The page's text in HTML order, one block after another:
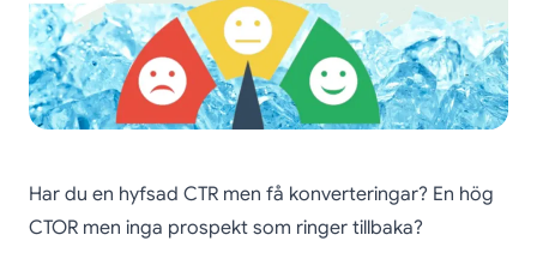
Har du en hyfsad CTR men få konverteringar? En hög
CTOR men inga prospekt som ringer tillbaka?